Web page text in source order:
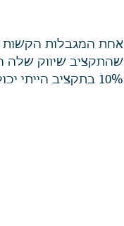
אחת המגבלות הקשות
שהתקציב שיווק שלה
10% בתקציב הייתי יכולה להביא עוד לקוחות או לחזק את המותג".